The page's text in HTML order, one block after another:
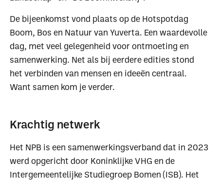
De bijeenkomst vond plaats op de Hotspotdag
Boom, Bos en Natuur van Yuverta. Een waardevolle
dag, met veel gelegenheid voor ontmoeting en
samenwerking. Net als bij eerdere edities stond
het verbinden van mensen en ideeën centraal.
Want samen kom je verder.
Krachtig netwerk
Het NPB is een samenwerkingsverband dat in 2023
werd opgericht door Koninklijke VHG en de
Intergemeentelijke Studiegroep Bomen (ISB). Het